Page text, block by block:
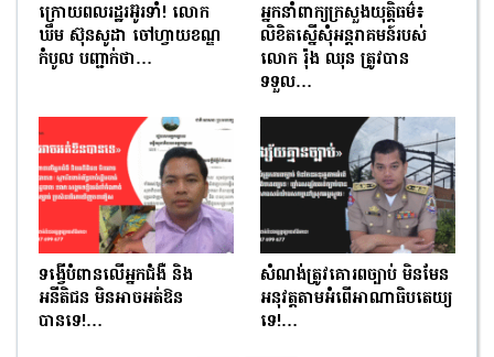
ក្រោយពលរដ្ឋរអ៊ូរទាំ! លោក
ឃឹម ស៊ុនសូដា ចៅហ្វាយខណ្ឌ
កំបូល បញ្ជាក់ថា…
អ្នកនាំពាក្យក្រសួងយុត្តិធម៌៖
លិខិតស្នើសុំអន្តរាគមន៍របស់
លោក រ៉ុង ឈុន ត្រូវបាន
ទទួល…
ទង្វើបំពានលើអ្នកជំងឺ និង
អនីតិជន មិនអាចអត់ឱន
បានទេ!…
សំណង់ត្រូវគោរពច្បាប់ មិនមែន
អនុវត្តតាមអំពើអាណាធិបតេយ្យ
ទេ!…